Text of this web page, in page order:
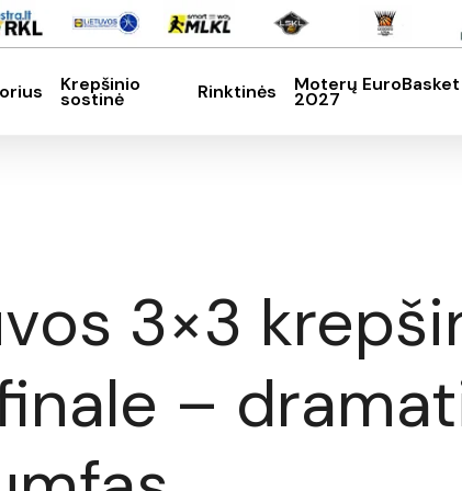
Krepšinio
sostinė Rinktinės Moterų EuroBasket
2027
3×3
–